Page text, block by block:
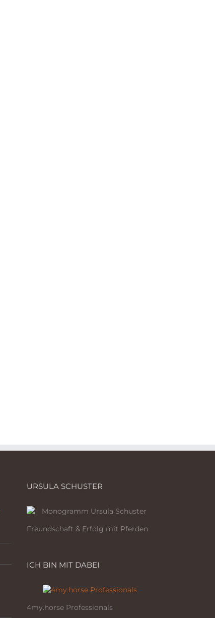
URSULA SCHUSTER
Freundschaft & Erfolg mit Pferden
ICH BIN MIT DABEI
4my.horse Professionals